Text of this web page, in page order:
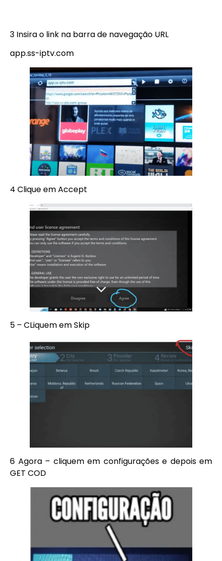
3 Insira o link na barra de navegação URL
app.ss-iptv.com
4 Clique em Accept
5 – CLiquem em Skip
6 Agora – cliquem em configurações e depois em
GET COD